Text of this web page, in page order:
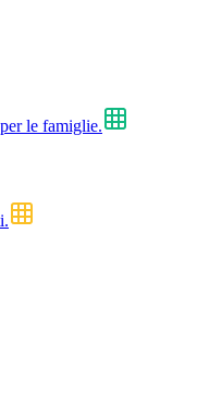
le famiglie.